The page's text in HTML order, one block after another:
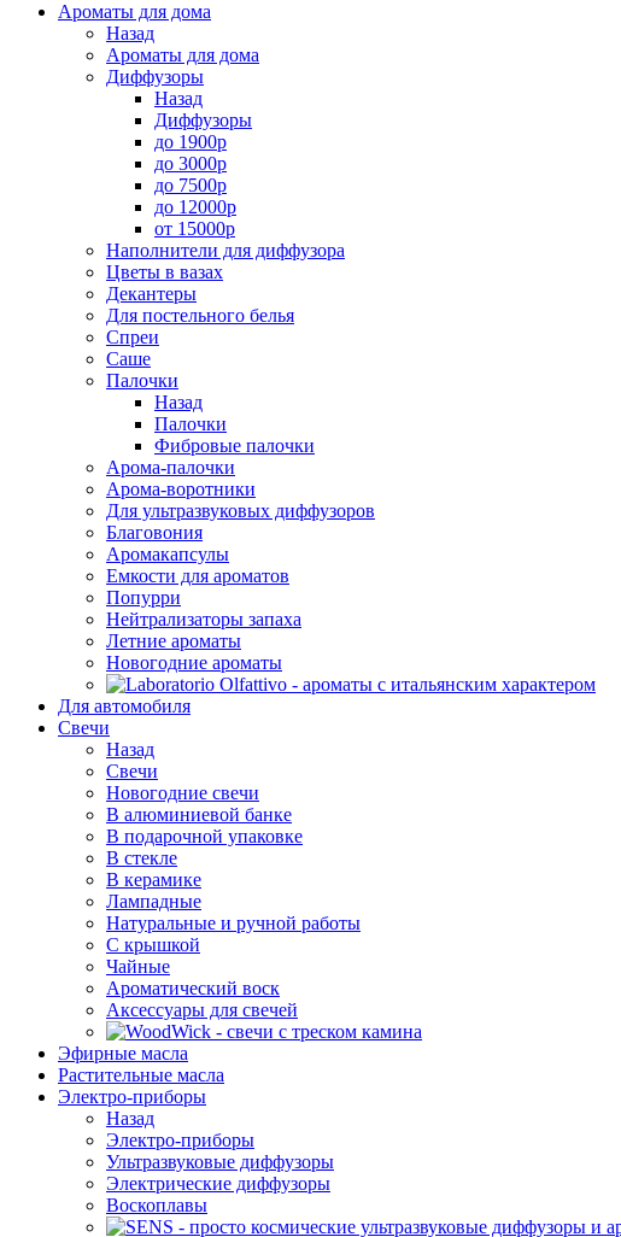
Ароматы для дома
Назад
Ароматы для дома
Диффузоры
Назад
Диффузоры
до 1900р
до 3000р
до 7500р
до 12000р
от 15000р
Наполнители для диффузора
Цветы в вазах
Декантеры
Для постельного белья
Спреи
Саше
Палочки
Назад
Палочки
Фибровые палочки
Арома-палочки
Арома-воротники
Для ультразвуковых диффузоров
Благовония
Аромакапсулы
Емкости для ароматов
Попурри
Нейтрализаторы запаха
Летние ароматы
Новогодние ароматы
Для автомобиля
Свечи
Назад
Свечи
Новогодние свечи
В алюминиевой банке
В подарочной упаковке
В стекле
В керамике
Лампадные
Натуральные и ручной работы
С крышкой
Чайные
Ароматический воск
Аксессуары для свечей
Эфирные масла
Растительные масла
Электро-приборы
Назад
Электро-приборы
Ультразвуковые диффузоры
Электрические диффузоры
Воскоплавы